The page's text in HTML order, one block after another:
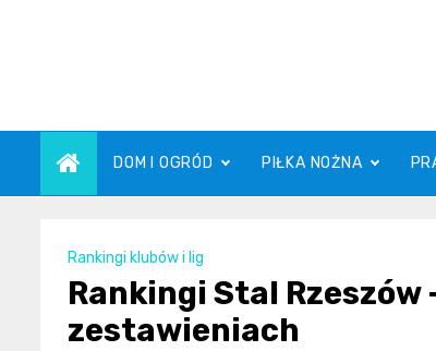
DOM I OGRÓD PIŁKA NOŻNA
Rankingi klubów i lig
Rankingi Stal
zestawieniach